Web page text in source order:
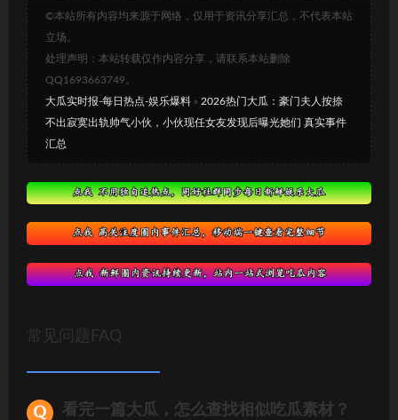
©本站所有内容均来源于网络，仅用于资讯分享汇总，不代表本站
立场。
处理声明：本站转载仅作内容分享，请联系本站删除
QQ1693663749。
大瓜实时报-每日热点-娱乐爆料 » 2026热门大瓜：豪门夫人按捺
不出寂寞出轨帅气小伙，小伙现任女友发现后曝光她们 真实事件
汇总
常见问题FAQ
看完一篇大瓜，怎么查找相似吃瓜素材？